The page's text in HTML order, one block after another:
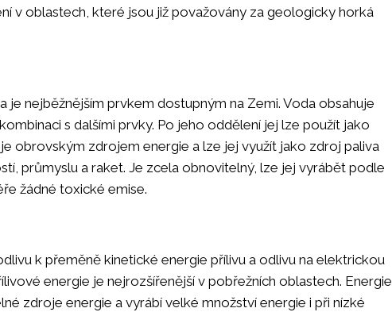
v oblastech, které jsou již považovány za geologicky horká
je nejběžnějším prvkem dostupným na Zemi. Voda obsahuje
s dalšími prvky. Po jeho oddělení jej lze použít jako
obrovským zdrojem energie a lze jej využít jako zdroj paliva
průmyslu a raket. Je zcela obnovitelný, lze jej vyrábět podle
žádné toxické emise.
k přeměně kinetické energie přílivu a odlivu na elektrickou
energie je nejrozšířenější v pobřežních oblastech. Energie
zdroje energie a vyrábí velké množství energie i při nízké